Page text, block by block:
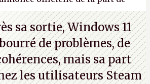
syndicat des employés confirme
A.
sa sortie, Windows 11
de problèmes, de
mais sa part
les utilisateurs Steam